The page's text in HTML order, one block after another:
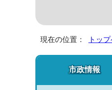
現在の位置： トッ
市政情報